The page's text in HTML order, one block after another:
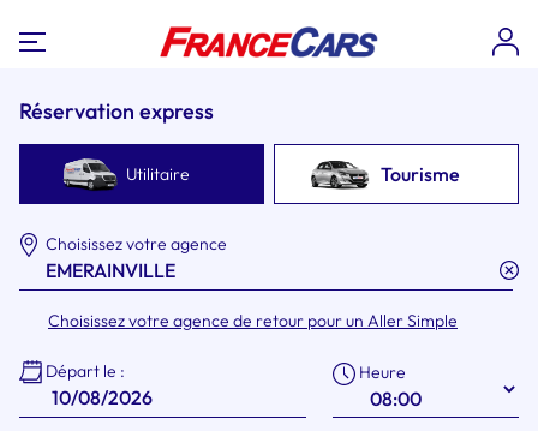
Réservation express
Utilitaire Tourisme
Choisissez votre agence
Choisissez votre agence de retour pour un Aller Simple
Départ le : Heure